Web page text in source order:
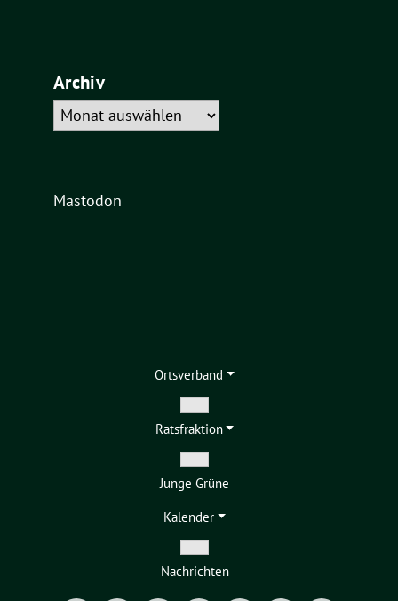
Archiv
Archiv
Mastodon
Ortsverband
Zeige
Untermenü
Ratsfraktion
Zeige
Untermenü
Junge Grüne
Kalender
Zeige
Untermenü
Nachrichten